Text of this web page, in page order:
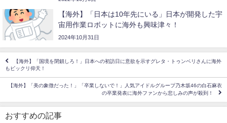
【海外】「日本は10年先にいる」日本が開発した宇
宙用作業ロボットに海外も興味津々！
2024年10月31日
【海外】「国境を閉鎖しろ！」日本への初訪日に意欲を示すグレタ・トゥンベリさんに海外
もビックリ仰天！
【海外】「美の象徴だった！」「卒業しないで！」人気アイドルグループ乃木坂46の白石麻衣
の卒業発表に海外ファンから悲しみの声が殺到！
おすすめの記事